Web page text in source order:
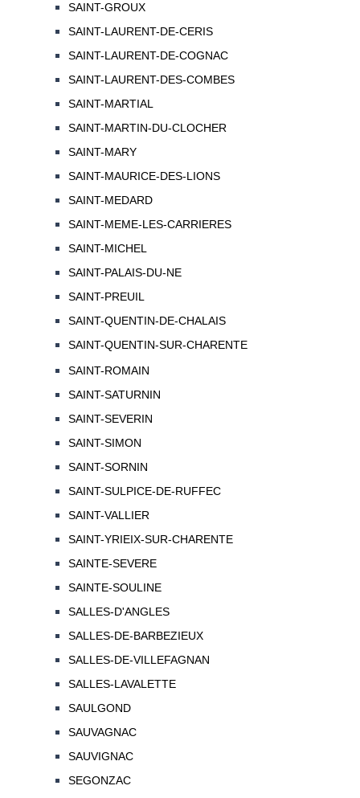
SAINT-GROUX
SAINT-LAURENT-DE-CERIS
SAINT-LAURENT-DE-COGNAC
SAINT-LAURENT-DES-COMBES
SAINT-MARTIAL
SAINT-MARTIN-DU-CLOCHER
SAINT-MARY
SAINT-MAURICE-DES-LIONS
SAINT-MEDARD
SAINT-MEME-LES-CARRIERES
SAINT-MICHEL
SAINT-PALAIS-DU-NE
SAINT-PREUIL
SAINT-QUENTIN-DE-CHALAIS
SAINT-QUENTIN-SUR-CHARENTE
SAINT-ROMAIN
SAINT-SATURNIN
SAINT-SEVERIN
SAINT-SIMON
SAINT-SORNIN
SAINT-SULPICE-DE-RUFFEC
SAINT-VALLIER
SAINT-YRIEIX-SUR-CHARENTE
SAINTE-SEVERE
SAINTE-SOULINE
SALLES-D'ANGLES
SALLES-DE-BARBEZIEUX
SALLES-DE-VILLEFAGNAN
SALLES-LAVALETTE
SAULGOND
SAUVAGNAC
SAUVIGNAC
SEGONZAC